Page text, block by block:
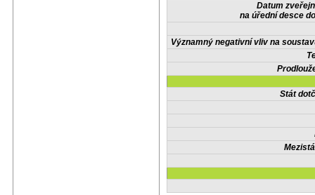
Datum
na úřední desce
Významný negativní vliv na
Stát